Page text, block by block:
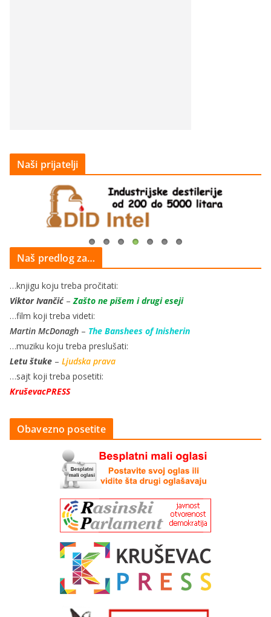
Naši prijatelji
Naš predlog za…
…knjigu koju treba pročitati:
Viktor Ivančić–Zašto ne pišem i drugi eseji
…film koji treba videti:
Martin McDonagh – The Banshees of Inisherin
…muziku koju treba preslušati:
Letu štuke – Ljudska prava
…sajt koji treba posetiti:
KruševacPRESS
Obavezno posetite